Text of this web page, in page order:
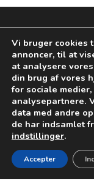
Dansk
Vi bruger cookies
annoncer, til at
at analysere
din brug af vores
for sociale
analysepartnere.
data med andre
de har indsamlet
indstillinger.
Accepter